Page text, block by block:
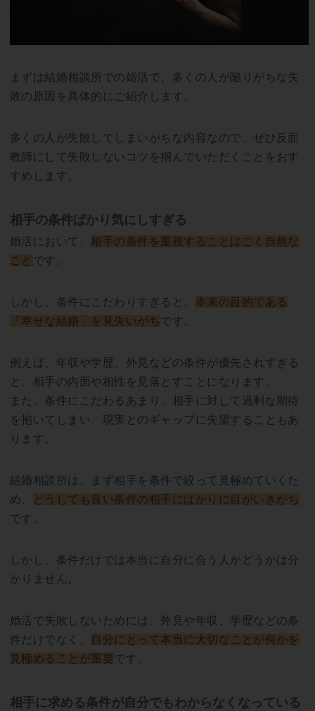
まずは結婚相談所での婚活で、多くの人が陥りがちな失
敗の原因を具体的にご紹介します。
多くの人が失敗してしまいがちな内容なので、ぜひ反面
教師にして失敗しないコツを掴んでいただくことをおす
すめします。
相手の条件ばかり気にしすぎる
婚活において、 相手の条件を重視することはごく自然な
こと です。
しかし、条件にこだわりすぎると、 本来の目的である
「幸せな結婚」を見失いがちです。
例えば、年収や学歴、外見などの条件が優先されすぎる
と、相手の内面や相性を見落とすことになります。
また、条件にこだわるあまり、相手に対して過剰な期待
を抱いてしまい、現実とのギャップに失望することもあ
ります。
結婚相談所は、まず相手を条件で絞って見極めていくた
め、
どうしても良い条件の相手にばかりに目がいきがち
です。
しかし、条件だけでは本当に自分に合う人かどうかは分
かりません。
婚活で失敗しないためには、外見や年収、学歴などの条
件だけでなく、 自分にとって本当に大切なことが何かを
見極めることが重要 です。
相手に求める条件が自分でもわからなくなっている